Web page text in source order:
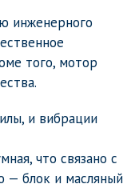
инженерного
того, мотор
и вибрации
что связано с
— блок и масляный